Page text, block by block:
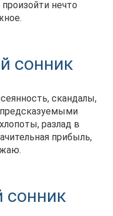
нечто
сонник
скандалы,
разлад в
прибыль,
сонник